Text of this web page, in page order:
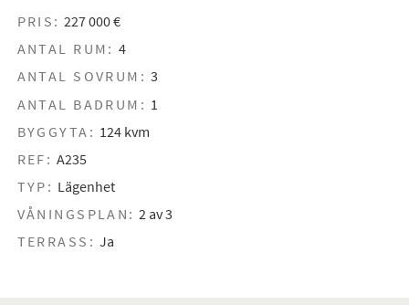
PRIS: 227 000 €
ANTAL RUM: 4
ANTAL SOVRUM: 3
ANTAL BADRUM: 1
BYGGYTA: 124 kvm
REF: A235
TYP: Lägenhet
VÅNINGSPLAN: 2 av 3
TERRASS: Ja